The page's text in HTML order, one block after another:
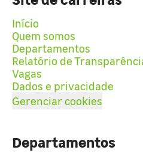
Início
Quem somos
Departamentos
Relatório de
Vagas
Dados e privacidade
Gerenciar cookies
Departamentos